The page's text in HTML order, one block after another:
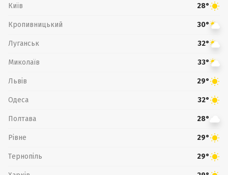
Київ 28°
Кропивницький 30°
Луганськ 32°
Миколаїв 33°
Львів 29°
Одеса 32°
Полтава 28°
Рівне 29°
Тернопіль 29°